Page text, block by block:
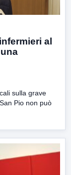
al
sulla grave
Pio non può